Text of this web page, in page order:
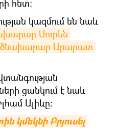
հետ:
կազմում են նաև
Սուրեն
Արարատ
ցանկում է նաև
Ալիևը։
կմեկնի Բրյուսել